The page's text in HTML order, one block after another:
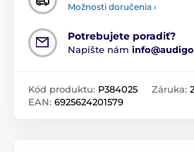
Možnosti doručenia ›
Potrebujete poradiť?
Napíšte nám
Kód produktu: P384025
EAN: 6925624201579
Záruka: